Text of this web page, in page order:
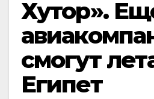
Хутор».
смогут
Египет